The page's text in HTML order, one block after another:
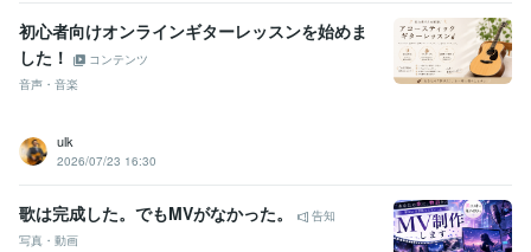
初心者向けオンラインギターレッスンを始めま
した！
コンテンツ
音声・音楽
ulk
2026/07/23 16:30
歌は完成した。でもMVがなかった。
告知
写真・動画